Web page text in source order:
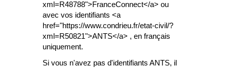
xml=R48788">FranceConnect</a> ou
avec vos identifiants <a
href="https://www.condrieu.fr/etat-civil/?
xml=R50821">ANTS</a> , en français
uniquement.
Si vous n'avez pas d'identifiants ANTS, il